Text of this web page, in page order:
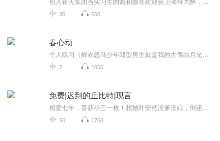
30 660
春心动
7 1056
免费|迟到的丘比特|现言
50 1768